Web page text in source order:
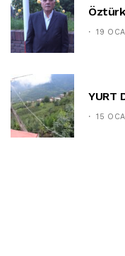
19
YURT
15